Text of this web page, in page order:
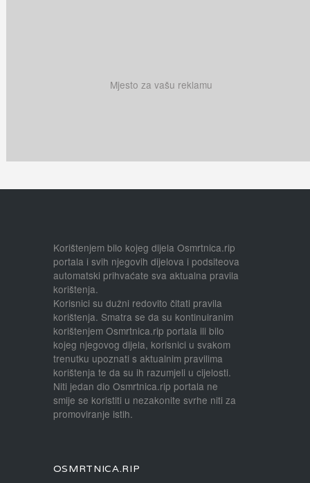
Mjesto za vašu reklamu
Korištenjem bilo kojeg dijela Osmrtnica.rip
portala i svih njegovih dijelova i podsiteova
automatski prihvaćate sva aktualna pravila
korištenja.
Korisnici su dužni redovito čitati pravila
korištenja. Smatra se da su kontinuiranim
korištenjem Osmrtnica.rip portala ili bilo
kojeg njegovog dijela, korisnici u svakom
trenutku upoznati s aktualnim pravilima
korištenja te da su ih razumjeli u cijelosti.
Niti jedan dio Osmrtnica.rip portala ne
smije se koristiti u nezakonite svrhe niti za
promoviranje istih.
OSMRTNICA.RIP